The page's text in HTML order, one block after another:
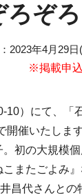
ろぞ
： 2023年4月29
※掲載申
10）にて、
開催いたし
初の大規模
またごよみ
昌代さんと